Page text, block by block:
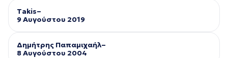
Takis–
9 Αυγούστου 2019
Δημήτρης Παπαμιχαήλ–
8 Αυγούστου 2004